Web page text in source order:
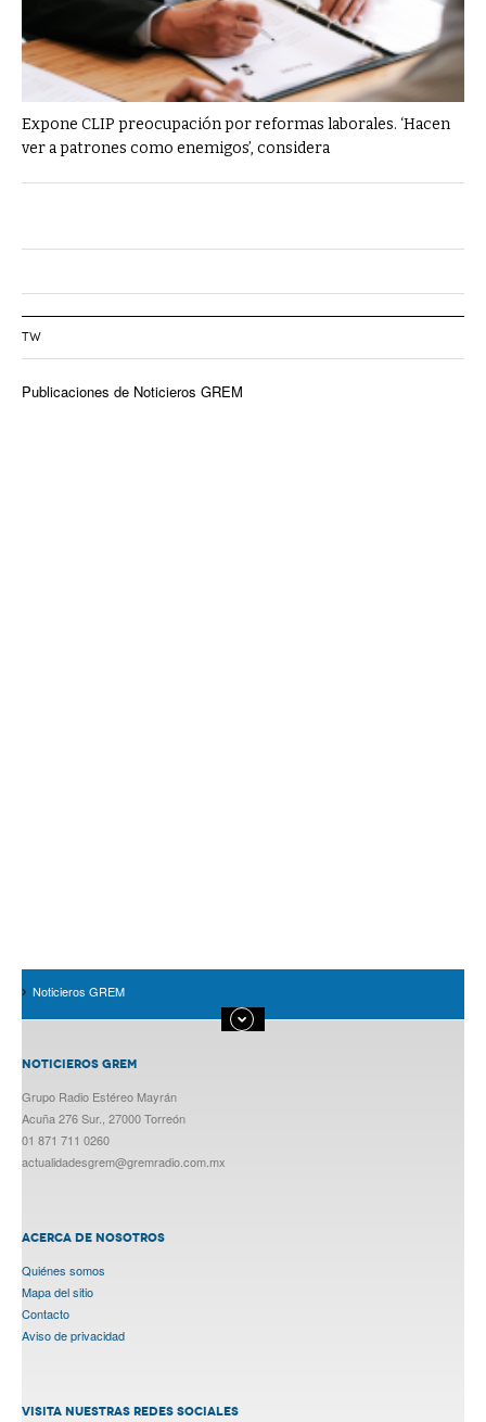
Expone CLIP preocupación por reformas laborales. ‘Hacen
ver a patrones como enemigos’, considera
TW
Publicaciones de Noticieros GREM
Noticieros GREM
NOTICIEROS GREM
Grupo Radio Estéreo Mayrán
Acuña 276 Sur., 27000 Torreón
01 871 711 0260
actualidadesgrem@gremradio.com.mx
ACERCA DE NOSOTROS
Quiénes somos
Mapa del sitio
Contacto
Aviso de privacidad
VISITA NUESTRAS REDES SOCIALES